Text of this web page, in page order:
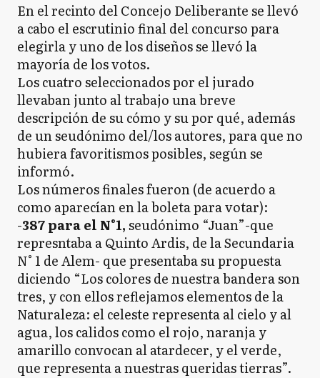
En el recinto del Concejo Deliberante se llevó
a cabo el escrutinio final del concurso para
elegirla y uno de los diseños se llevó la
mayoría de los votos.
Los cuatro seleccionados por el jurado
llevaban junto al trabajo una breve
descripción de su cómo y su por qué, además
de un seudónimo del/los autores, para que no
hubiera favoritismos posibles, según se
informó.
Los números finales fueron (de acuerdo a
como aparecían en la boleta para votar):
-387 para el N°1,seudónimo “Juan”-que
represntaba a Quinto Ardis, de la Secundaria
N° 1 de Alem- que presentaba su propuesta
diciendo “Los colores de nuestra bandera son
tres, y con ellos reflejamos elementos de la
Naturaleza: el celeste representa al cielo y al
agua, los calidos como el rojo, naranja y
amarillo convocan al atardecer, y el verde,
que representa a nuestras queridas tierras”.